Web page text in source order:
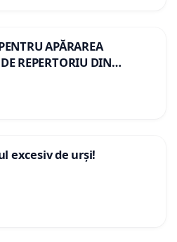
APĂRAREA
REPERTORIU DIN
excesiv de urși!